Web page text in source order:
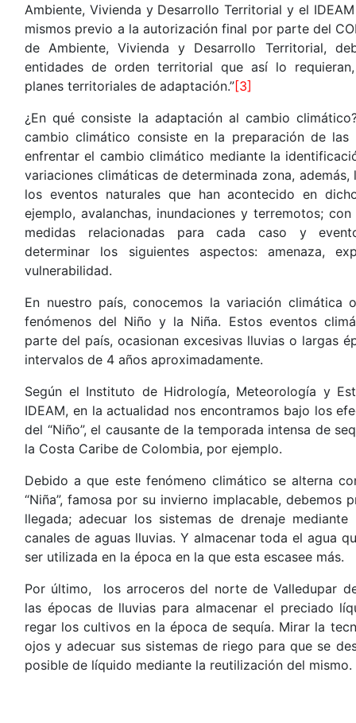
Ambiente, Vivienda y Desarrollo Territorial y el
mismos previo a la autorización final por parte del
de Ambiente, Vivienda y Desarrollo Territorial,
entidades de orden territorial que así lo
planes territoriales de adaptación.”[3]
¿En qué consiste la adaptación al cambio
cambio climático consiste en la preparación de las
enfrentar el cambio climático mediante la
variaciones climáticas de determinada zona,
los eventos naturales que han acontecido en
ejemplo, avalanchas, inundaciones y terremotos;
medidas relacionadas para cada caso y
determinar los siguientes aspectos: amenaza,
vulnerabilidad.
En nuestro país, conocemos la variación climática
fenómenos del Niño y la Niña. Estos eventos
parte del país, ocasionan excesivas lluvias o largas
intervalos de 4 años aproximadamente.
Según el Instituto de Hidrología, Meteorología y
IDEAM, en la actualidad nos encontramos bajo los
del “Niño”, el causante de la temporada intensa de
la Costa Caribe de Colombia, por ejemplo.
Debido a que este fenómeno climático se alterna
“Niña”, famosa por su invierno implacable, debemos
llegada; adecuar los sistemas de drenaje
canales de aguas lluvias. Y almacenar toda el agua
ser utilizada en la época en la que esta escasee más.
Por último, los arroceros del norte de Valledupar
las épocas de lluvias para almacenar el preciado
regar los cultivos en la época de sequía. Mirar la
ojos y adecuar sus sistemas de riego para que se
posible de líquido mediante la reutilización del mismo.